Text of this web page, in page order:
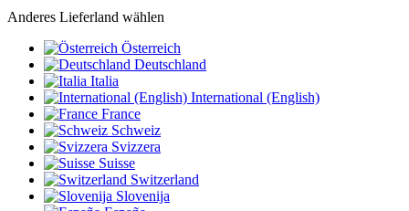
Anderes Lieferland wählen
Österreich
Deutschland
Italia
International (English)
France
Schweiz
Svizzera
Suisse
Switzerland
Slovenija